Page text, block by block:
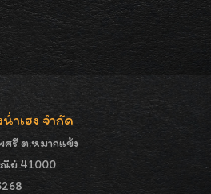
ำเฮง จำกัด
ศรี ต.หมากแข้ง
ณีย์ 41000